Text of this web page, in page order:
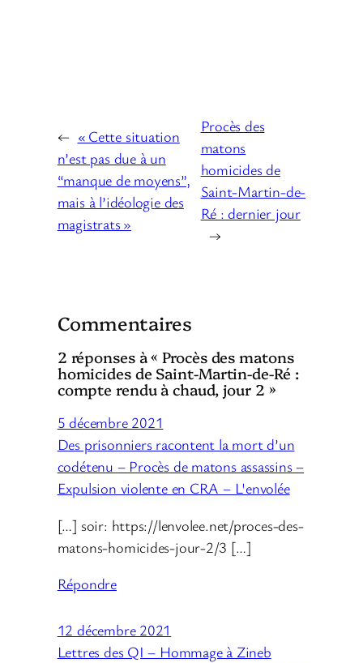
← « Cette situation
n’est pas due à un
“manque de moyens”,
mais à l’idéologie des
magistrats »
Procès des
matons
homicides de
Saint-Martin-de-
Ré : dernier jour
→
Commentaires
2 réponses à « Procès des matons
homicides de Saint-Martin-de-Ré :
compte rendu à chaud, jour 2 »
5 décembre 2021
Des prisonniers racontent la mort d’un
codétenu – Procès de matons assassins –
Expulsion violente en CRA – L'envolée
[…] soir: https://lenvolee.net/proces-des-
matons-homicides-jour-2/3 […]
Répondre
12 décembre 2021
Lettres des QI – Hommage à Zineb